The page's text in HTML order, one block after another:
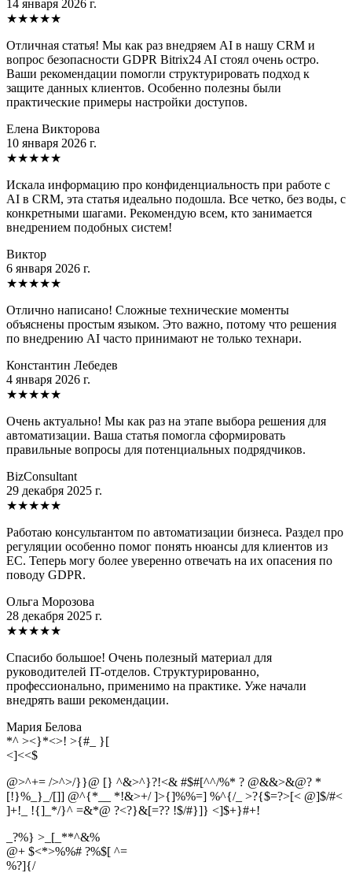
14 января 2026 г.
★★★★★
Отличная статья! Мы как раз внедряем AI в нашу CRM и
вопрос безопасности GDPR Bitrix24 AI стоял очень остро.
Ваши рекомендации помогли структурировать подход к
защите данных клиентов. Особенно полезны были
практические примеры настройки доступов.
Елена Викторова
10 января 2026 г.
★★★★★
Искала информацию про конфиденциальность при работе с
AI в CRM, эта статья идеально подошла. Все четко, без воды, с
конкретными шагами. Рекомендую всем, кто занимается
внедрением подобных систем!
Виктор
6 января 2026 г.
★★★★★
Отлично написано! Сложные технические моменты
объяснены простым языком. Это важно, потому что решения
по внедрению AI часто принимают не только технари.
Константин Лебедев
4 января 2026 г.
★★★★★
Очень актуально! Мы как раз на этапе выбора решения для
автоматизации. Ваша статья помогла сформировать
правильные вопросы для потенциальных подрядчиков.
BizConsultant
29 декабря 2025 г.
★★★★★
Работаю консультантом по автоматизации бизнеса. Раздел про
регуляции особенно помог понять нюансы для клиентов из
ЕС. Теперь могу более уверенно отвечать на их опасения по
поводу GDPR.
Ольга Морозова
28 декабря 2025 г.
★★★★★
Спасибо большое! Очень полезный материал для
руководителей IT-отделов. Структурированно,
профессионально, применимо на практике. Уже начали
внедрять ваши рекомендации.
Мария Белова
*^ ><}*<>! >{#_ }[
<]<<$
@>^+= />^>/}}@ [} ^&>^}?!<& #$#[^^/%* ? @&&>&@? *
[!}%_}_/[]] @^{*__ *!&>+/ ]>{]%%=] %^{/_ >?{$=?>[< @]$/#<
]+!_ !{]_*/}^ =&*@ ?<?}&[=?? !$/#}]} <]$+}#+!
_?%} >_[_**^&%
@+ $<*>%%# ?%$[ ^=
%?]{/